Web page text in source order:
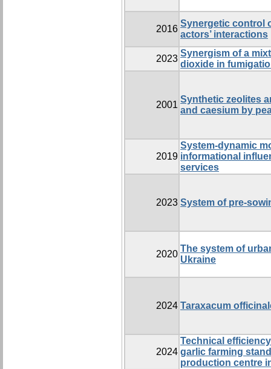
2016
Synergetic control
actors’ interactions
2023
Synergism of a
dioxide in
2001
Synthetic zeolites
and caesium by
2019
System-dynamic
informational
services
2023 System of pre-
2020
The system of
Ukraine
2024 Taraxacum
2024
Technical
garlic farming
production centre